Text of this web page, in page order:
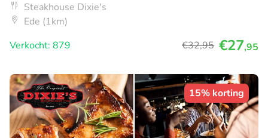
Steakhouse Dixie's
Ede (1km)
Verkocht: 879
€32,95 €27,95
15% korting